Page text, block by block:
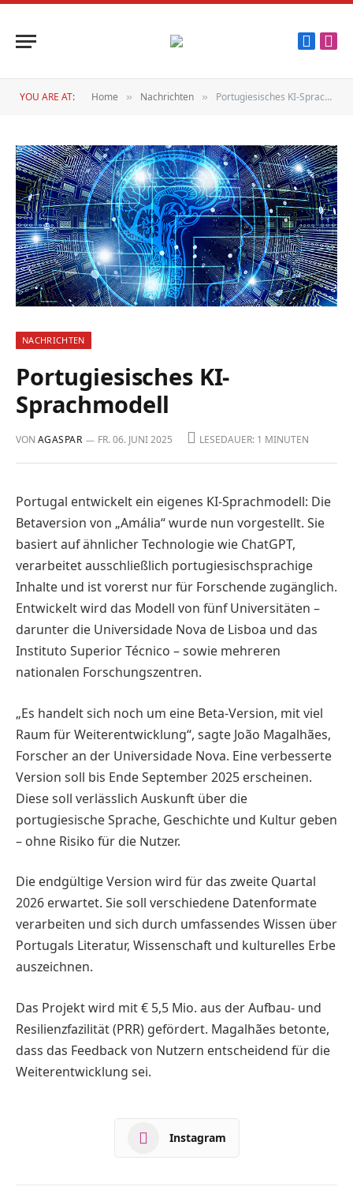
YOU ARE AT: Home » Nachrichten » Portugiesisches KI-Sprachmodell
NACHRICHTEN
Portugiesisches KI-
Sprachmodell
VON AGASPAR FR. 06. JUNI 2025 LESEDAUER: 1 MINUTEN
Portugal entwickelt ein eigenes KI-Sprachmodell: Die
Betaversion von „Amália“ wurde nun vorgestellt. Sie
basiert auf ähnlicher Technologie wie ChatGPT,
verarbeitet aus­schließlich portugiesischsprachige
Inhalte und ist vorerst nur für Forschende zugänglich.
Ent­wickelt wird das Modell von fünf Universitäten –
darunter die Universidade Nova de Lisboa und das
Instituto Superior Técnico – sowie mehreren
nationalen Forschungszentren.
„Es handelt sich noch um eine Beta-Version, mit viel
Raum für Weiterentwicklung“, sagte João Magalhães,
Forscher an der Universidade Nova. Eine verbesserte
Version soll bis Ende September 2025 erscheinen.
Diese soll verlässlich Auskunft über die
portugiesische Sprache, Geschichte und Kultur geben
– ohne Risiko für die Nutzer.
Die endgültige Version wird für das zweite Quartal
2026 erwartet. Sie soll verschiedene Datenformate
verarbeiten und sich durch umfassendes Wissen über
Portugals Literatur, Wissenschaft und kulturelles Erbe
auszeichnen.
Das Projekt wird mit € 5,5 Mio. aus der Aufbau- und
Resilienzfazilität (PRR) gefördert. Magalhães betonte,
dass das Feedback von Nutzern entscheidend für die
Weiterentwicklung sei.
Instagram